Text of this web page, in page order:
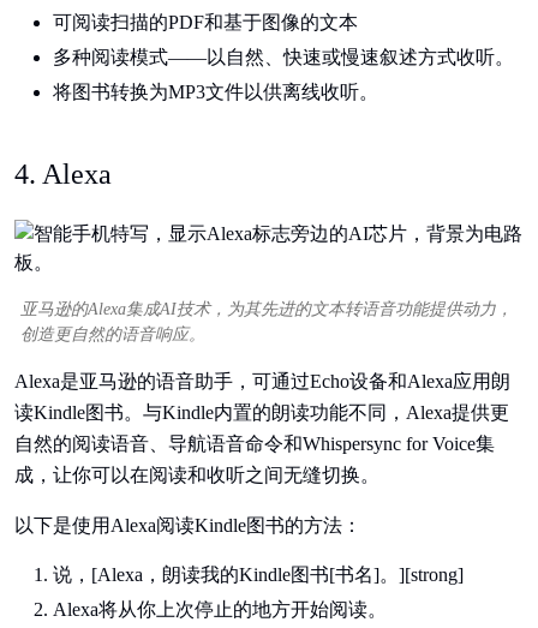
可阅读扫描的PDF和基于图像的文本
多种阅读模式——以自然、快速或慢速叙述方式收听。
将图书转换为MP3文件以供离线收听。
4. Alexa
亚马逊的Alexa集成AI技术，为其先进的文本转语音功能提供动力，
创造更自然的语音响应。
Alexa是亚马逊的语音助手，可通过Echo设备和Alexa应用朗
读Kindle图书。与Kindle内置的朗读功能不同，Alexa提供更
自然的阅读语音、导航语音命令和Whispersync for Voice集
成，让你可以在阅读和收听之间无缝切换。
以下是使用Alexa阅读Kindle图书的方法：
说，[Alexa，朗读我的Kindle图书[书名]。][strong]
Alexa将从你上次停止的地方开始阅读。